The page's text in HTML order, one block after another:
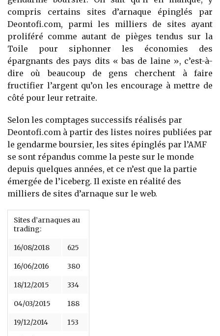
compris certains sites d’arnaque épinglés par
Deontofi.com, parmi les milliers de sites ayant
proliféré comme autant de pièges tendus sur la
Toile pour siphonner les économies des
épargnants des pays dits « bas de laine », c’est-à-
dire où beaucoup de gens cherchent à faire
fructifier l’argent qu’on les encourage à mettre de
côté pour leur retraite.
Selon les comptages successifs réalisés par
Deontofi.com à partir des listes noires publiées par
le gendarme boursier, les sites épinglés par l’AMF
se sont répandus comme la peste sur le monde
depuis quelques années, et ce n’est que la partie
émergée de l’iceberg. Il existe en réalité des
milliers de sites d’arnaque sur le web.
Sites d’arnaques au
trading:
16/08/2018 625
16/06/2016 380
18/12/2015 334
04/03/2015 188
19/12/2014 153